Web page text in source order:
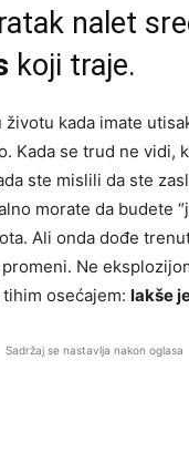
nalet
koji traje.
kada imate
Kada se trud ne vidi,
ste mislili da ste
morate da budete
Ali onda dođe
Ne
osećajem: lakše
Sadržaj se nastavlja nakon oglasa